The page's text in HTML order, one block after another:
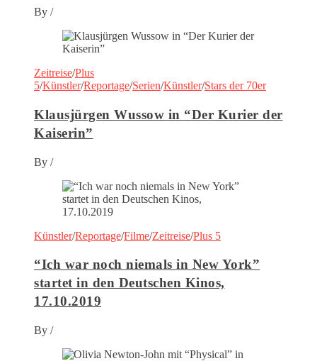
By /
Zeitreise/Plus
5/Künstler/Reportage/Serien/Künstler/Stars der 70er
Klausjürgen Wussow in “Der Kurier der
Kaiserin”
By /
Künstler/Reportage/Filme/Zeitreise/Plus 5
“Ich war noch niemals in New York”
startet in den Deutschen Kinos,
17.10.2019
By /